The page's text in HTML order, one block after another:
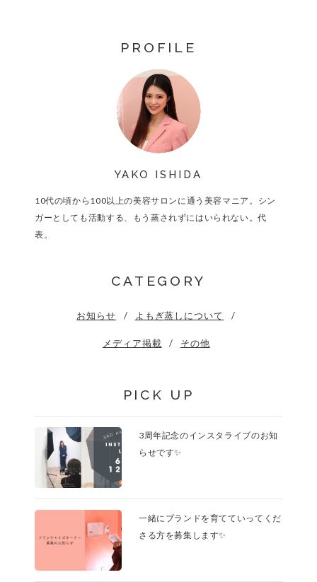
PROFILE
YAKO ISHIDA
10代の頃から100以上の美容サロンに通う美容マニア。シン
ガーとしても活動する、もう蒸されずにはいられない。代
表。
CATEGORY
お知らせ よもぎ蒸しについて
メディア掲載 その他
PICK UP
3周年記念のインスタライブのお知
らせです✨
一緒にブランドを育てていってくだ
さる方を募集します✨